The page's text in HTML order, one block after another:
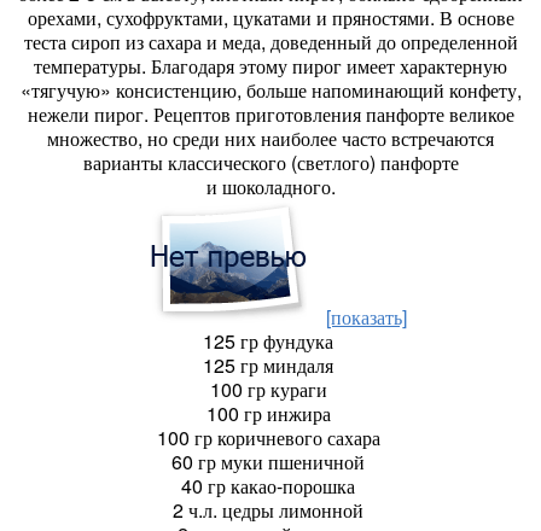
орехами, сухофруктами, цукатами и пряностями. В основе
теста сироп из сахара и меда, доведенный до определенной
температуры. Благодаря этому пирог имеет характерную
«тягучую» консистенцию, больше напоминающий конфету,
нежели пирог. Рецептов приготовления панфорте великое
множество, но среди них наиболее часто встречаются
варианты классического (светлого) панфорте
и шоколадного.
[показать]
125 гр фундука
125 гр миндаля
100 гр кураги
100 гр инжира
100 гр коричневого сахара
60 гр муки пшеничной
40 гр какао-порошка
2 ч.л. цедры лимонной